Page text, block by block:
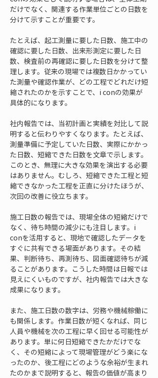
だけでなく、関連する作業単位ごとの日数を
分けて示すことが重要です。
たとえば、起工測量に要した日数、施工中の
確認に要した日数、出来形測定に要した日
数、検査前の再確認に要した日数を分けて整
理します。従来の現場では複数日かかってい
た測量や確認作業が、どの工程でどれだけ短
縮されたのかを示すことで、i conの効果が
具体的になります。
社内報告では、当初計画と実績を対比して説
明すると伝わりやすくなります。たとえば、
測量準備に予定していた日数、実際にかかっ
た日数、短縮できた日数を文章で示します。
このとき、無理に大きな効果を演出する必要
はありません。むしろ、短縮できた工程と短
縮できなかった工程を正直に分けたほうが、
次回の改善に役立ちます。
施工日数の報告では、現場全体の短縮だけで
なく、待ち時間の減少にも注目します。i
conを活用すると、現地で確認したデータを
すぐに共有できる場面があります。その結
果、判断待ち、再測待ち、図面確認待ちが減
ることがあります。こうした時間は日報では
見えにくいものですが、社内報告では大きな
成果になります。
また、施工日数の数字は、労務や機械稼働に
も関係します。作業日数が短くなれば、同じ
人員や機械を次の工程に早く回せる可能性が
あります。単に何日短縮できたかだけでな
く、その短縮によって現場管理がどう楽にな
ったのか、後工程にどのような余裕が生まれ
たのかまで説明すると、報告の価値が高まり